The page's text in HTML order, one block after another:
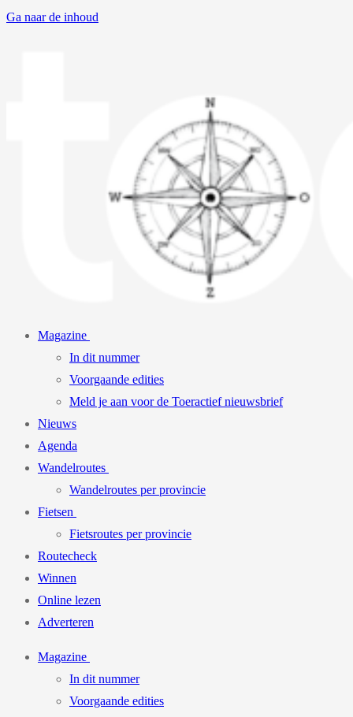
Ga naar de inhoud
Magazine
In dit nummer
Voorgaande edities
Meld je aan voor de Toeractief nieuwsbrief
Nieuws
Agenda
Wandelroutes
Wandelroutes per provincie
Fietsen
Fietsroutes per provincie
Routecheck
Winnen
Online lezen
Adverteren
Magazine
In dit nummer
Voorgaande edities